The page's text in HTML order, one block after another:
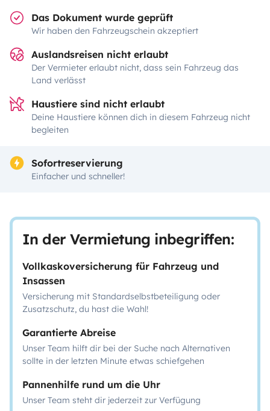
Das Dokument wurde geprüft
Wir haben den Fahrzeugschein akzeptiert
Auslandsreisen nicht erlaubt
Der Vermieter erlaubt nicht, dass sein Fahrzeug das
Land verlässt
Haustiere sind nicht erlaubt
Deine Haustiere können dich in diesem Fahrzeug nicht
begleiten
Sofortreservierung
Einfacher und schneller!
In der Vermietung inbegriffen:
Vollkaskoversicherung für Fahrzeug und
Insassen
Versicherung mit Standardselbstbeteiligung oder
Zusatzschutz, du hast die Wahl!
Garantierte Abreise
Unser Team hilft dir bei der Suche nach Alternativen
sollte in der letzten Minute etwas schiefgehen
Pannenhilfe rund um die Uhr
Unser Team steht dir jederzeit zur Verfügung